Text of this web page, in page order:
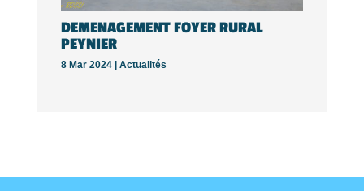
DEMENAGEMENT FOYER RURAL
PEYNIER
8 Mar 2024 | Actualités